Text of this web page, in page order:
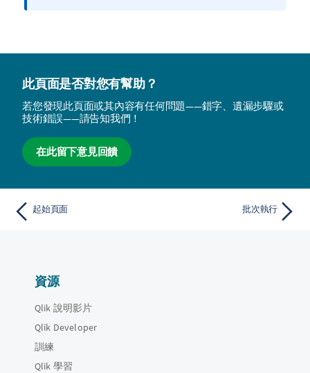
此頁面是否對您有幫助？
若您發現此頁面或其內容有任何問題——錯字、遺漏步驟或
技術錯誤——請告知我們！
在此留下意見回饋
起始頁面 批次執行
資源
Qlik 說明影片
Qlik Developer
訓練
Qlik 學習